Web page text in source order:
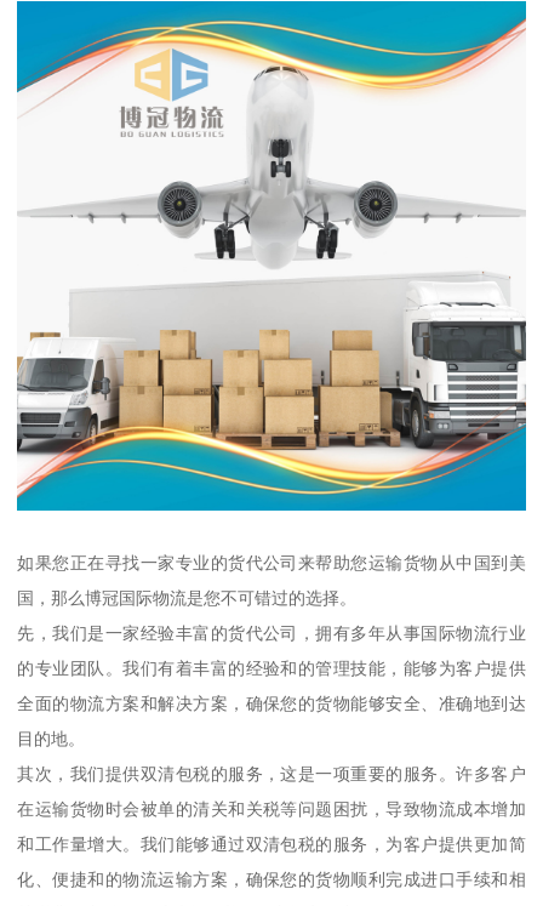
如果您正在寻找一家专业的货代公司来帮助您运输货物从中国到美
国，那么博冠国际物流是您不可错过的选择。
先，我们是一家经验丰富的货代公司，拥有多年从事国际物流行业
的专业团队。我们有着丰富的经验和的管理技能，能够为客户提供
全面的物流方案和解决方案，确保您的货物能够安全、准确地到达
目的地。
其次，我们提供双清包税的服务，这是一项重要的服务。许多客户
在运输货物时会被单的清关和关税等问题困扰，导致物流成本增加
和工作量增大。我们能够通过双清包税的服务，为客户提供更加简
化、便捷和的物流运输方案，确保您的货物顺利完成进口手续和相